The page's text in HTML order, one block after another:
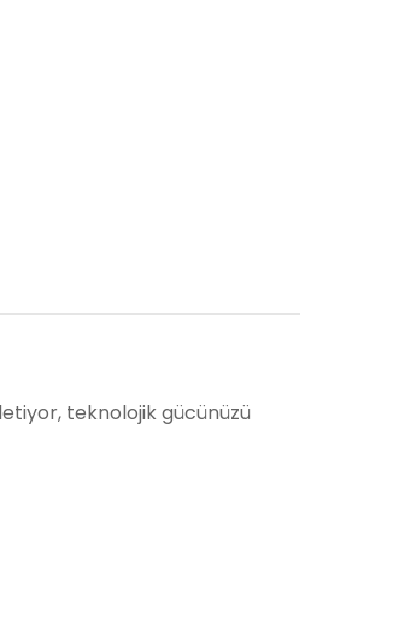
teknolojik gücünüzü